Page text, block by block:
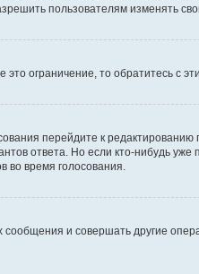
пользователям изменять
ограничение, то обратитесь с
перейдите к
ответа. Но если кто-нибудь уже
во время голосования.
и совершать другие